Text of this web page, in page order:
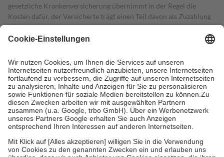
gesetzliche Krankenversicherung übernimmt in der Regel die
Kosten dafür, der Versicherte trägt einen Teil davon als Zuzahlung
mit.
Grundsätzlich leisten Mitglieder Zuzahlungen in Höhe von zehn
höchstens zehn Euro.
Es sind jedoch nie mehr als die tatsächlichen
Kosten der Leistung zu entrichten.
Diese Regeln gelten grundsätzlich auch für Online-Apotheken.
Bei Heilmitteln und häuslicher Krankenpflege beträgt die
Zuzahlung zehn Prozent der Kosten sowie zehn Euro je
Verordnung.
Um das Engagement der Versicherten für ihre eigene Gesundheit zu
stärken und die besondere Stellung der Familie zu unterstützen,
fallenkeine Zuzahlungenan bei:
• Kindern und Jugendlichen bis zum vollendeten 18. Lebensjahr